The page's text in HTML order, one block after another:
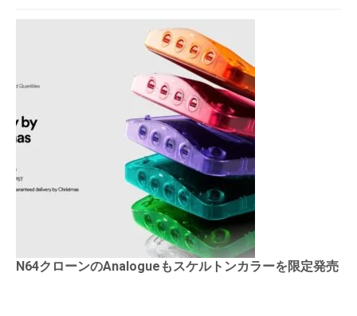
N64クローンのAnalogueもスケルトンカラーを限定発売